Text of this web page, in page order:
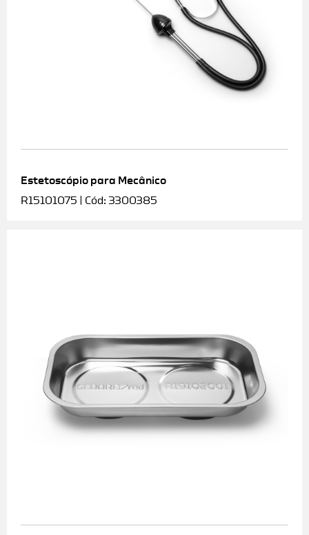
Estetoscópio para Mecânico
R15101075 | Cód: 3300385